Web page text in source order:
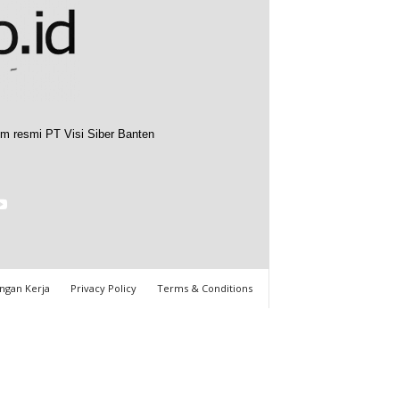
resmi PT Visi Siber Banten
Kerja Privacy Policy Terms & Conditions